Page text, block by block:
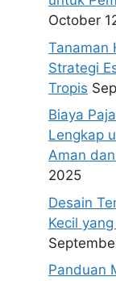
October
Tanaman
Strategi
Tropis
Biaya
Lengkap
Aman
2025
Desain
Kecil
Panduan